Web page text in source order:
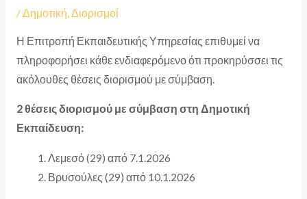
/Δημοτική,Διορισμοί
Η Επιτροπή Εκπαιδευτικής Υπηρεσίας επιθυμεί να
πληροφορήσει κάθε ενδιαφερόμενο ότι προκηρύσσει τις
ακόλουθες θέσεις διορισμού με σύμβαση.
2 θέσεις διορισμού με σύμβαση στη Δημοτική
Εκπαίδευση:
Λεμεσό (29) από 7.1.2026
Βρυσούλες (29) από 10.1.2026